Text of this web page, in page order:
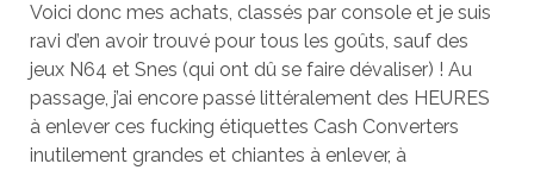
Voici donc mes achats, classés par console et je suis
ravi d’en avoir trouvé pour tous les goûts, sauf des
jeux N64 et Snes (qui ont dû se faire dévaliser) ! Au
passage, j’ai encore passé littéralement des HEURES
à enlever ces fucking étiquettes Cash Converters
inutilement grandes et chiantes à enlever, à